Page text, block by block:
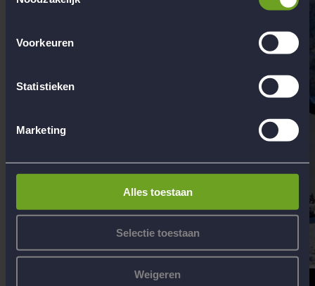
Voorkeuren
Statistieken
Marketing
Alles toestaan
Selectie toestaan
Weigeren